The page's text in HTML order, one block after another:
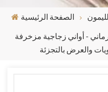
الصفحة الرئيسية
- أواني زجاجية مزخرفة
والعرض بالتجزئة